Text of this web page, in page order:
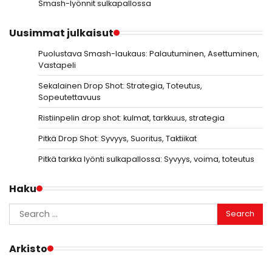
Smash-lyönnit sulkapallossa
Uusimmat julkaisut
Puolustava Smash-laukaus: Palautuminen, Asettuminen,
Vastapeli
Sekalainen Drop Shot: Strategia, Toteutus,
Sopeutettavuus
Ristiinpelin drop shot: kulmat, tarkkuus, strategia
Pitkä Drop Shot: Syvyys, Suoritus, Taktiikat
Pitkä tarkka lyönti sulkapallossa: Syvyys, voima, toteutus
Haku
Search
for:
Arkisto